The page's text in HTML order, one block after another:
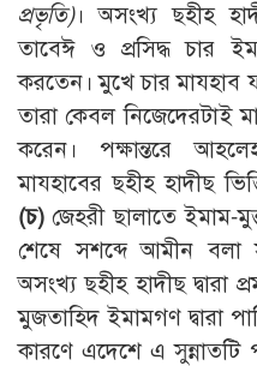
প্রভৃতি)। অসংখ্য ছহীহ
তাবেঈ ও প্রসিদ্ধ চার
করতেন। মুখে চার মাযহাব
তারা কেবল নিজেদেরটাই
করেন। পক্ষান্তরে
মাযহাবের ছহীহ হাদীছ
(চ) জেহরী ছালাতে ইমাম-
শেষে সশব্দে আমীন বলা
অসংখ্য ছহীহ হাদীছ দ্বারা
মুজতাহিদ ইমামগণ দ্বারা
কারণে এদেশে এ সুন্নাতটি